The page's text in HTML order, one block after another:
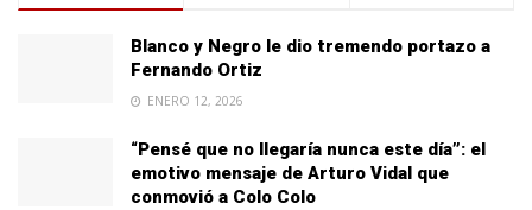
Blanco y Negro le dio tremendo portazo a
Fernando Ortiz
ENERO 12, 2026
“Pensé que no llegaría nunca este día”: el
emotivo mensaje de Arturo Vidal que
conmovió a Colo Colo